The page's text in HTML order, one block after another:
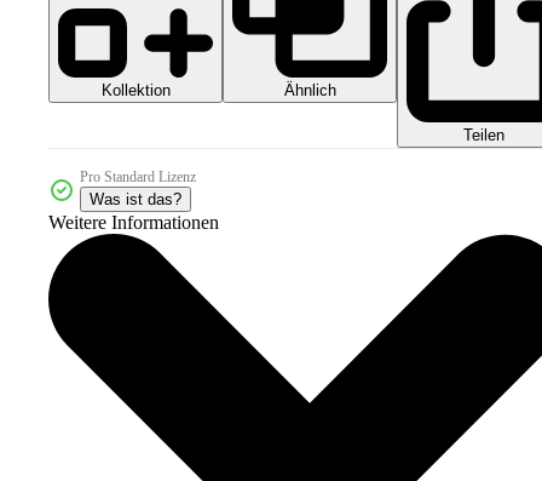
Kollektion Ähnlich
Teilen
Pro Standard Lizenz
Was ist das?
Weitere Informationen